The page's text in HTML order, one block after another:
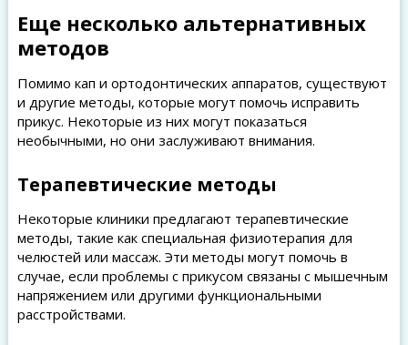
Еще несколько альтернативных
методов
Помимо кап и ортодонтических аппаратов, существуют
и другие методы, которые могут помочь исправить
прикус. Некоторые из них могут показаться
необычными, но они заслуживают внимания.
Терапевтические методы
Некоторые клиники предлагают терапевтические
методы, такие как специальная физиотерапия для
челюстей или массаж. Эти методы могут помочь в
случае, если проблемы с прикусом связаны с мышечным
напряжением или другими функциональными
расстройствами.